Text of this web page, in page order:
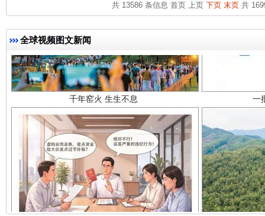
共 13586 条信息 首页 上页 下页 末页共
全球视频图文新闻
千年窑火 生生不息
揭开“小金库”的免责幌子